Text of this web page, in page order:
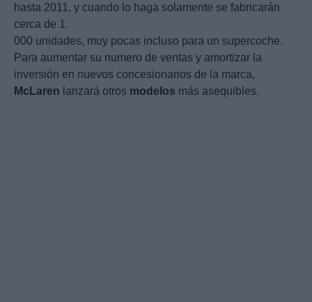
hasta 2011, y cuando lo haga solamente se fabricarán
cerca de 1.
000 unidades, muy pocas incluso para un supercoche.
Para aumentar su numero de ventas y amortizar la
inversión en nuevos concesionarios de la marca,
McLaren lanzará otros modelos más asequibles.